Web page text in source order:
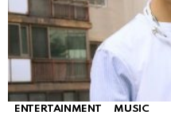
ENTERTAINMENT MUSIC